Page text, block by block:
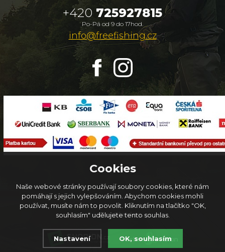
+420 725927815
Po-Pá od 9 do 17hod.
info@freefishing.cz
© 2026FreeFishing.cz
Cookies
Naše webové stránky používají soubory cookies, které nám
pomáhají s jejich vylepšováním. Abychom cookies mohli
používat, musíte nám to povolit. Kliknutím na tlačítko "OK,
souhlasím" udělujete tento souhlas.
Nastavení OK, souhlasím